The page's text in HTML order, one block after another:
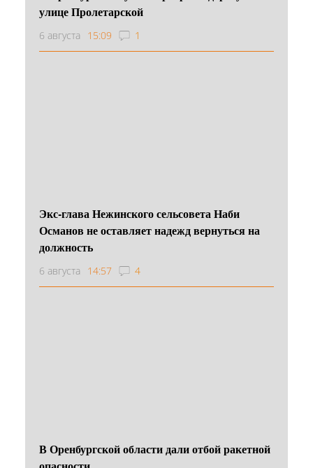
улице Пролетарской
6 августа 15:09 1
Экс-глава Нежинского сельсовета Наби
Османов не оставляет надежд вернуться на
должность
6 августа 14:57 4
В Оренбургской области дали отбой ракетной